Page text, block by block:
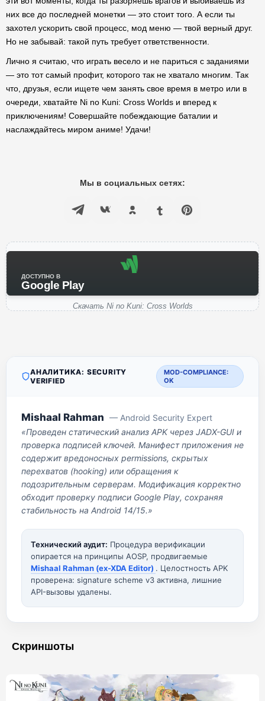
них все до последней монетки — это стоит того. А если ты
захотел ускорить свой процесс, мод меню — твой верный друг.
Но не забывай: такой путь требует ответственности.
Лично я считаю, что играть весело и не париться с заданиями
— это тот самый профит, которого так не хватало многим. Так
что, друзья, если ищете чем занять свое время в метро или в
очереди, хватайте Ni no Kuni: Cross Worlds и вперед к
приключениям! Совершайте побеждающие баталии и
наслаждайтесь миром аниме! Удачи!
Мы в социальных сетях:
ДОСТУПНО В
Google Play
Скачать Ni no Kuni: Cross Worlds
АНАЛИТИКА: SECURITY
VERIFIED
MOD-COMPLIANCE:
OK
Mishaal Rahman — Android Security Expert
«Проведен статический анализ APK через JADX-GUI и
проверка подписей ключей. Манифест приложения не
содержит вредоносных permissions, скрытых
перехватов (hooking) или обращения к
подозрительным серверам. Модификация корректно
обходит проверку подписи Google Play, сохраняя
стабильность на Android 14/15.»
Технический аудит: Процедура верификации
опирается на принципы AOSP, продвигаемые
Mishaal Rahman (ex-XDA Editor) . Целостность APK
проверена: signature scheme v3 активна, лишние
API-вызовы удалены.
Скриншоты